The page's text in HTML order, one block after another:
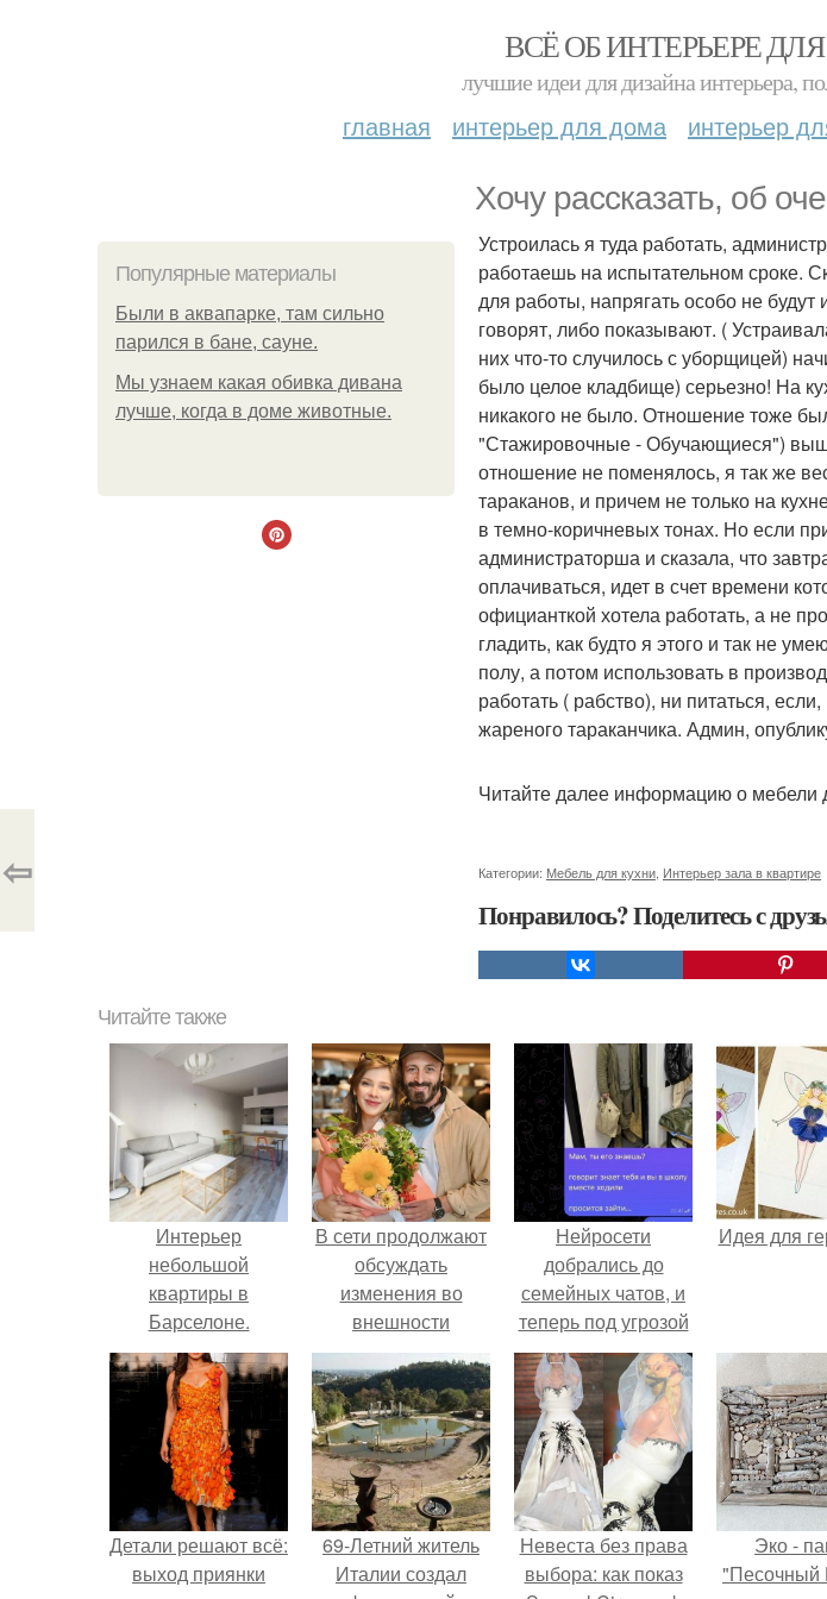
ВСЁ ОБ ИНТЕРЬЕРЕ
лучшие идеи для дизайна интерьера,
главная интерьер для дома интерьер
Хочу рассказать, об
Популярные материалы
Были в аквапарке, там сильно
парился в бане, сауне.
Мы узнаем какая обивка дивана
лучше, когда в доме животные.
Устроилась я туда работать,
работаешь на испытательном сроке.
для работы, напрягать особо не
говорят, либо показывают. (
них что-то случилось с уборщицей)
было целое кладбище) серьезно! На
никакого не было. Отношение тоже
"Стажировочные - Обучающиеся")
отношение не поменялось, я так же
тараканов, и причем не только на
в темно-коричневых тонах. Но если
администраторша и сказала, что
оплачиваться, идет в счет времени
официанткой хотела работать, а не
гладить, как будто я этого и так не
полу, а потом использовать в
работать ( рабство), ни питаться,
жареного тараканчика. Админ,
Читайте далее информацию о мебели
Категории: Мебель для кухни Интерьер зала в квартире
Понравилось? Поделитесь с
⇦
Читайте также
Интерьер
небольшой
квартиры в
Барселоне.
В сети продолжают
обсуждать
изменения во
внешности
актрисы.
Нейросети
добрались до
семейных чатов, и
теперь под угрозой
мамины нервы.
Идея для
Детали решают всё:
выход приянки
69-Летний житель
Италии создал
Невеста без права
выбора: как показ
Эко -
"Песочный